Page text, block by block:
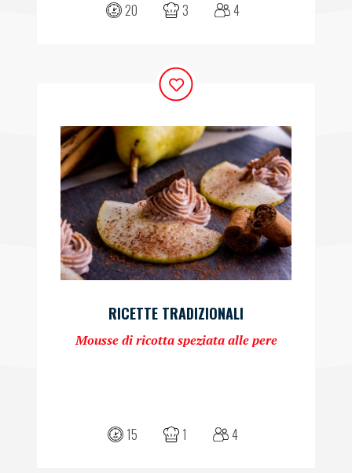
20 3 4
RICETTE TRADIZIONALI
Mousse di ricotta speziata alle pere
15 1 4